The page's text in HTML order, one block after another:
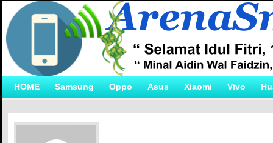
HOME Samsung Oppo Asus Xiaomi Vivo